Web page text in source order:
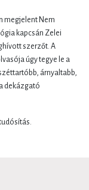
megjelent Nem
kapcsán Zelei
szerzőt. A
úgy tegye le a
árnyaltabb,
dekázgató